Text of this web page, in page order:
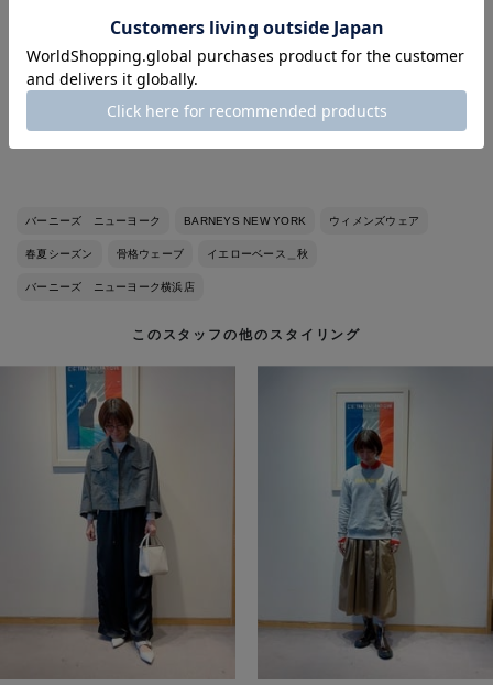
オケージョンからデイリースタイルまで
活躍できるロンパースが主役のコーディネートです。
あわせる羽織りをブルゾンにして
カジュアルダウンさせました。
バーニーズ ニューヨーク BARNEYS NEW YORK ウィメンズウェア
春夏シーズン 骨格ウェーブ イエローベース＿秋
バーニーズ ニューヨーク横浜店
このスタッフの他のスタイリング